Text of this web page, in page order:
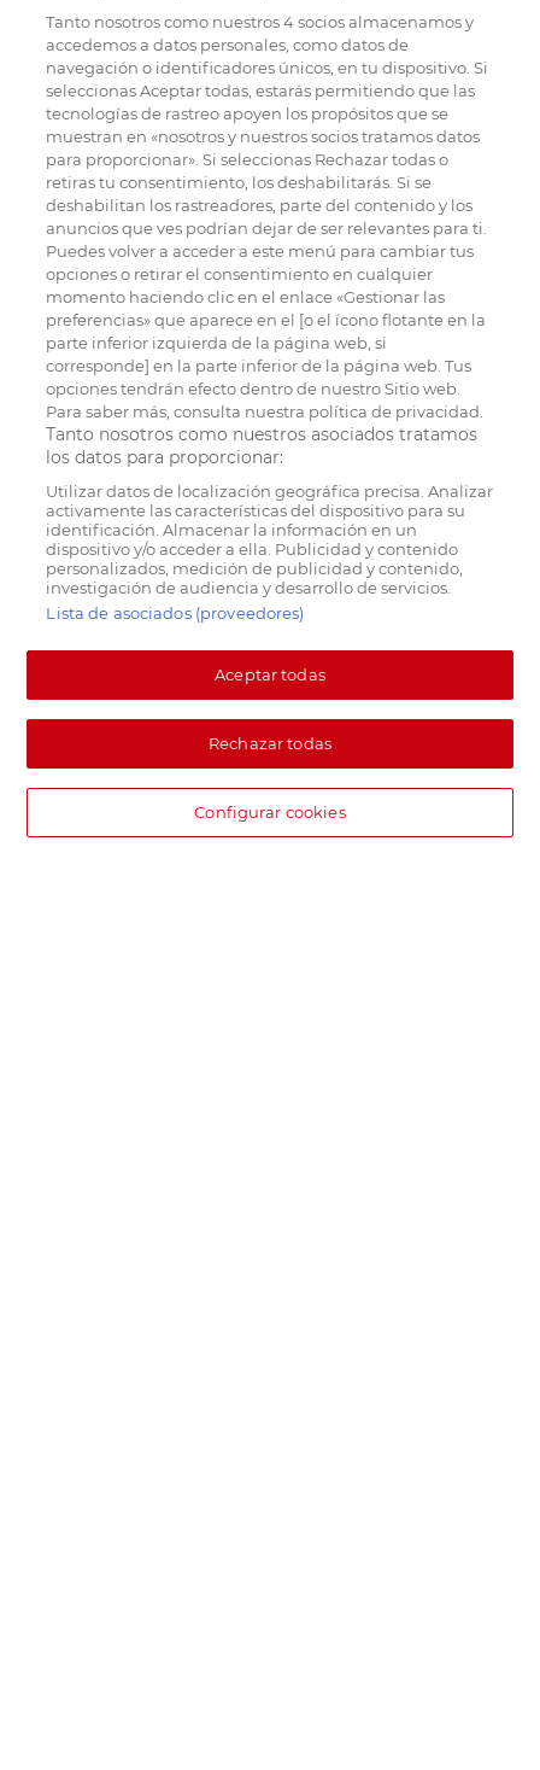
Tanto nosotros como nuestros4socios almacenamos y
accedemos a datos personales, como datos de
navegación o identificadores únicos, en tu dispositivo. Si
seleccionas Aceptar todas, estarás permitiendo que las
tecnologías de rastreo apoyen los propósitos que se
muestran en «nosotros y nuestros socios tratamos datos
para proporcionar». Si seleccionas Rechazar todas o
retiras tu consentimiento, los deshabilitarás. Si se
deshabilitan los rastreadores, parte del contenido y los
anuncios que ves podrían dejar de ser relevantes para ti.
Puedes volver a acceder a este menú para cambiar tus
opciones o retirar el consentimiento en cualquier
momento haciendo clic en el enlace «Gestionar las
preferencias» que aparece en el [o el ícono flotante en la
parte inferior izquierda de la página web, si
corresponde] en la parte inferior de la página web. Tus
opciones tendrán efecto dentro de nuestro Sitio web.
Para saber más, consulta nuestra política de privacidad.
Tanto nosotros como nuestros asociados tratamos
los datos para proporcionar:
Utilizar datos de localización geográfica precisa. Analizar
activamente las características del dispositivo para su
identificación. Almacenar la información en un
dispositivo y/o acceder a ella. Publicidad y contenido
personalizados, medición de publicidad y contenido,
investigación de audiencia y desarrollo de servicios.
Lista de asociados (proveedores)
Aceptar todas
Rechazar todas
Configurar cookies